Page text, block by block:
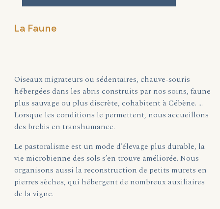
La Faune
Oiseaux migrateurs ou sédentaires, chauve-souris
hébergées dans les abris construits par nos soins, faune
plus sauvage ou plus discrète, cohabitent à Cébène. …
Lorsque les conditions le permettent, nous accueillons
des brebis en transhumance.
Le pastoralisme est un mode d’élevage plus durable, la
vie microbienne des sols s’en trouve améliorée. Nous
organisons aussi la reconstruction de petits murets en
pierres sèches, qui hébergent de nombreux auxiliaires
de la vigne.